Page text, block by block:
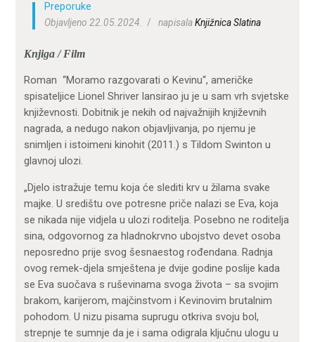
Preporuke
Objavljeno 22.05.2024.
napisalaKnjižnica Slatina
Knjiga / Film
Roman “Moramo razgovarati o Kevinu“, američke
spisateljice Lionel Shriver lansirao ju je u sam vrh svjetske
književnosti. Dobitnik je nekih od najvažnijih književnih
nagrada, a nedugo nakon objavljivanja, po njemu je
snimljen i istoimeni kinohit (2011.) s Tildom Swinton u
glavnoj ulozi.
„Djelo istražuje temu koja će slediti krv u žilama svake
majke. U središtu ove potresne priče nalazi se Eva, koja
se nikada nije vidjela u ulozi roditelja. Posebno ne roditelja
sina, odgovornog za hladnokrvno ubojstvo devet osoba
neposredno prije svog šesnaestog rođendana. Radnja
ovog remek-djela smještena je dvije godine poslije kada
se Eva suočava s ruševinama svoga života – sa svojim
brakom, karijerom, majčinstvom i Kevinovim brutalnim
pohodom. U nizu pisama suprugu otkriva svoju bol,
strepnje te sumnje da je i sama odigrala ključnu ulogu u